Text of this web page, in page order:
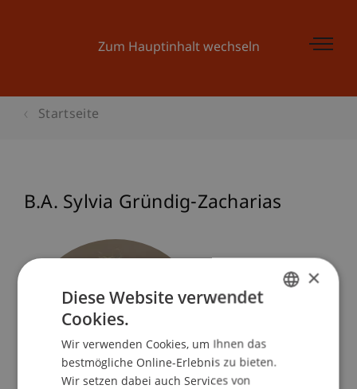
Zum Hauptinhalt wechseln
Startseite
B.A. Sylvia Gründig-Zacharias
×
Diese Website verwendet
Cookies.
Wir verwenden Cookies, um Ihnen das
bestmögliche Online-Erlebnis zu bieten.
Wir setzen dabei auch Services von